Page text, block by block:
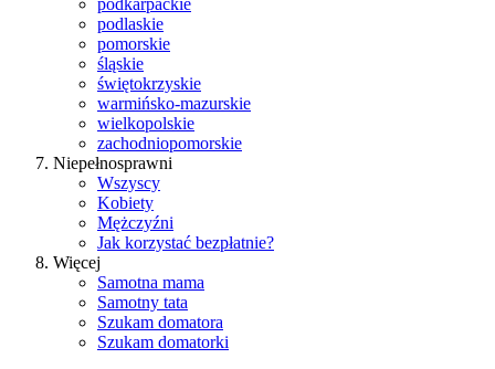
podkarpackie
podlaskie
pomorskie
śląskie
świętokrzyskie
warmińsko-mazurskie
wielkopolskie
zachodniopomorskie
Niepełnosprawni
Wszyscy
Kobiety
Mężczyźni
Jak korzystać bezpłatnie?
Więcej
Samotna mama
Samotny tata
Szukam domatora
Szukam domatorki